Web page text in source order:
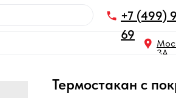
+7 (499)
69
3A
Термостакан с